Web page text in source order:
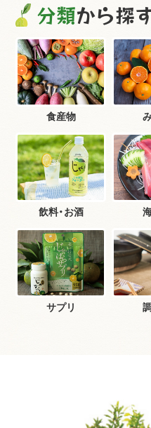
分類から探
食産物
飲料・お酒
サプリ